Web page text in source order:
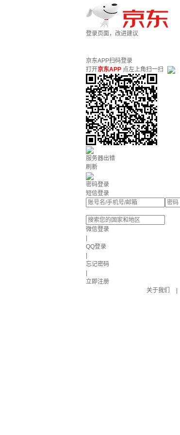
登录页面，改进建议
京东APP扫码登录
打开京东APP 点左上角扫一扫
服务器出错
刷新
密码登录
短信登录
微信登录
QQ登录
忘记密码
立即注册
关于我们